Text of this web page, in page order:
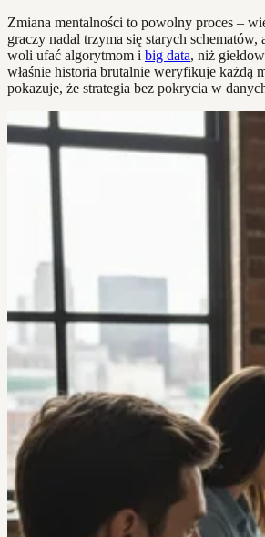
Zmiana mentalności to powolny proces –
graczy nadal trzyma się starych schematów,
woli ufać algorytmom i big data, niż
właśnie historia brutalnie weryfikuje każdą
pokazuje, że strategia bez pokrycia w